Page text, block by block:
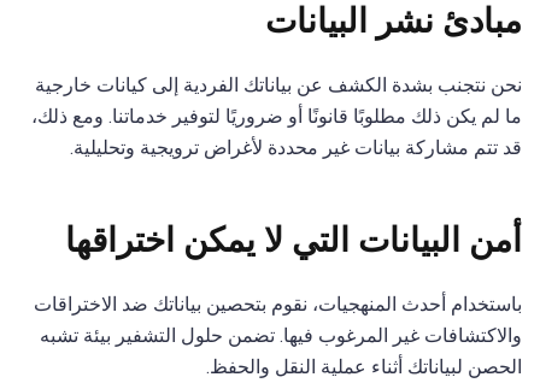
مبادئ نشر البيانات
نحن نتجنب بشدة الكشف عن بياناتك الفردية إلى كيانات خارجية
ما لم يكن ذلك مطلوبًا قانونًا أو ضروريًا لتوفير خدماتنا. ومع ذلك،
قد تتم مشاركة بيانات غير محددة لأغراض ترويجية وتحليلية.
أمن البيانات التي لا يمكن اختراقها
باستخدام أحدث المنهجيات، نقوم بتحصين بياناتك ضد الاختراقات
والاكتشافات غير المرغوب فيها. تضمن حلول التشفير بيئة تشبه
الحصن لبياناتك أثناء عملية النقل والحفظ.